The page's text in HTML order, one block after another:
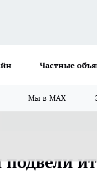
Частные
Мы в MAX